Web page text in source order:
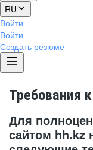
RU
Войти
Войти
Создать резюме
Требования
Для
сайтом hh.kz